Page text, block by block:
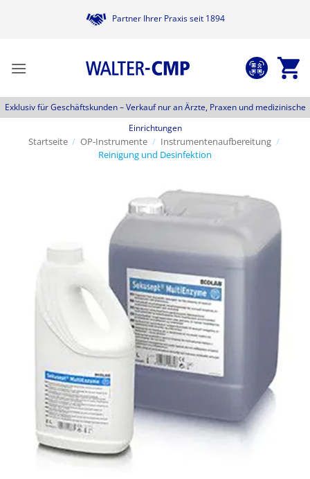
Partner Ihrer Praxis seit 1894
Exklusiv für Geschäftskunden –Verkauf nur an Ärzte, Praxen und medizinische
Einrichtungen
Startseite / OP-Instrumente / Instrumentenaufbereitung /
Reinigung und Desinfektion